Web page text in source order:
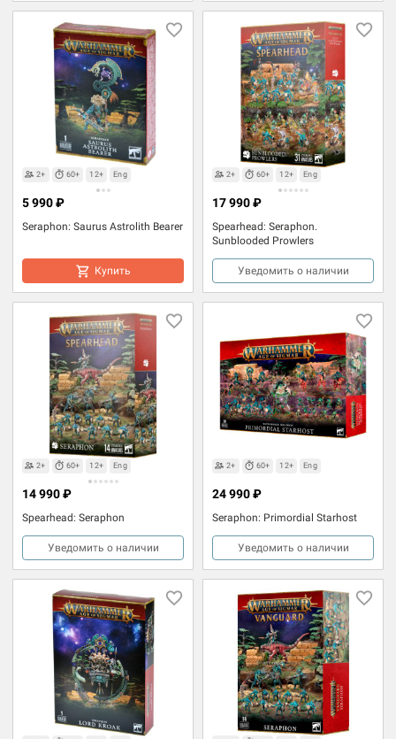
2+ 60+ 12+ Eng
Seraphon: Saurus Astrolith Bearer
5 990 ₽
Купить
2+ 60+ 12+ Eng
Spearhead: Seraphon.
Sunblooded Prowlers
17 990 ₽
Уведомить о наличии
2+ 60+ 12+ Eng
Spearhead: Seraphon
14 990 ₽
Уведомить о наличии
2+ 60+ 12+ Eng
Seraphon: Primordial Starhost
24 990 ₽
Уведомить о наличии